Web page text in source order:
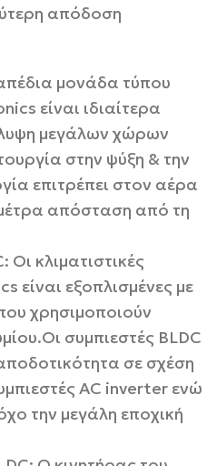
απόδοση
μονάδα τύπου
είναι ιδιαίτερα
μεγάλων χώρων
στην ψύξη & την
επιτρέπει στον αέρα
απόσταση από τη
Οι κλιματιστικές
είναι εξοπλισμένες με
χρησιμοποιούν
συμπιεστές BLDC
σε σχέση
AC inverter ενώ
την μεγάλη εποχική